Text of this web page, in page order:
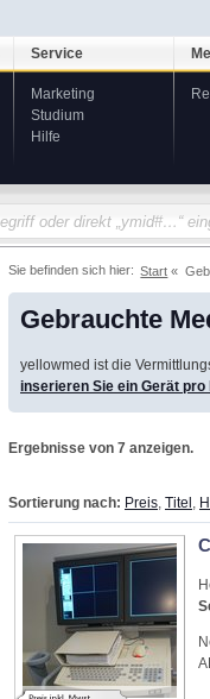
Service
Marketing
Studium
Hilfe
Sie befinden sich hier: Start
Gebrauchte
yellowmed ist die
inserieren Sie ein Gerät
Ergebnisse von 7 anzeigen.
Sortierung nach: Preis Titel